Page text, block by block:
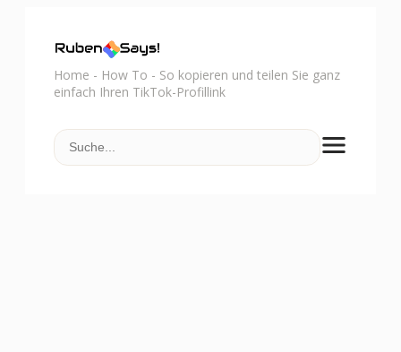
Home - How To - So kopieren und teilen Sie ganz
einfach Ihren TikTok-Profillink